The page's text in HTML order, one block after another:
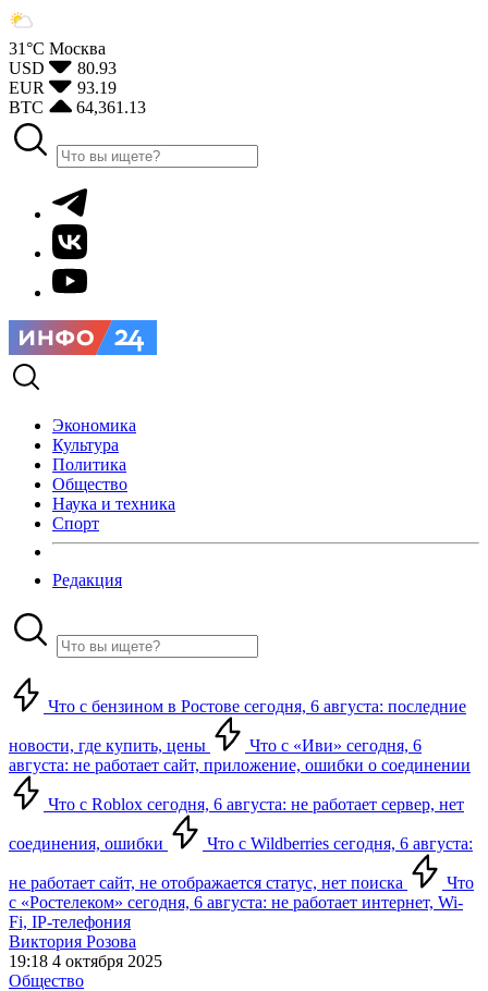
31°С Москва
USD
80.93
EUR
93.19
BTC
64,361.13
Экономика
Культура
Политика
Общество
Наука и техника
Спорт
Редакция
Что с бензином в Ростове сегодня, 6 августа: последние
новости, где купить, цены
Что с «Иви» сегодня, 6
августа: не работает сайт, приложение, ошибки о соединении
Что с Roblox сегодня, 6 августа: не работает сервер, нет
соединения, ошибки Что с Wildberries сегодня, 6 августа:
не работает сайт, не отображается статус, нет поиска
Что
с «Ростелеком» сегодня, 6 августа: не работает интернет, Wi-
Fi, IP-телефония
Виктория Розова
19:18 4 октября 2025
Общество